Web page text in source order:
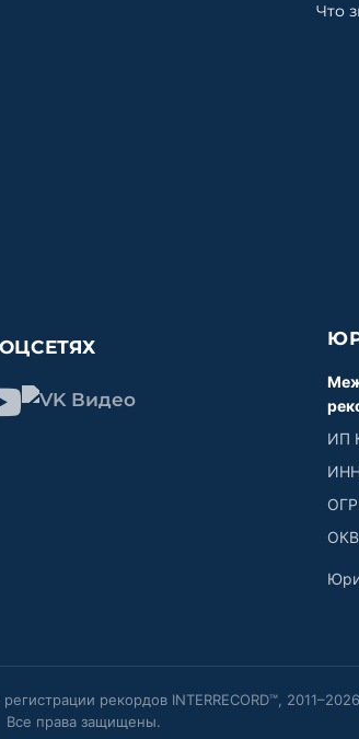
Что
ИП
рекордов INTERRECORD™, 2011–2026
Все права защищены.